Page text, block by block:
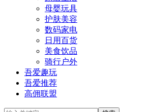
母婴玩具
护肤美容
数码家电
日用百货
美食饮品
骑行户外
吾爱趣玩
吾爱推荐
高佣联盟